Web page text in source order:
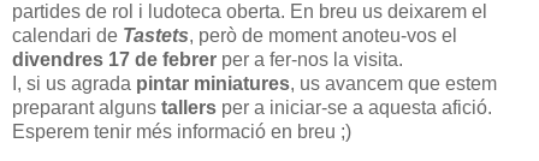
partides de rol i ludoteca oberta. En breu us deixarem el
calendari de Tastets, però de moment anoteu-vos el
divendres 17 de febrer per a fer-nos la visita.
I, si us agrada pintar miniatures, us avancem que estem
preparant alguns tallers per a iniciar-se a aquesta afició.
Esperem tenir més informació en breu ;)